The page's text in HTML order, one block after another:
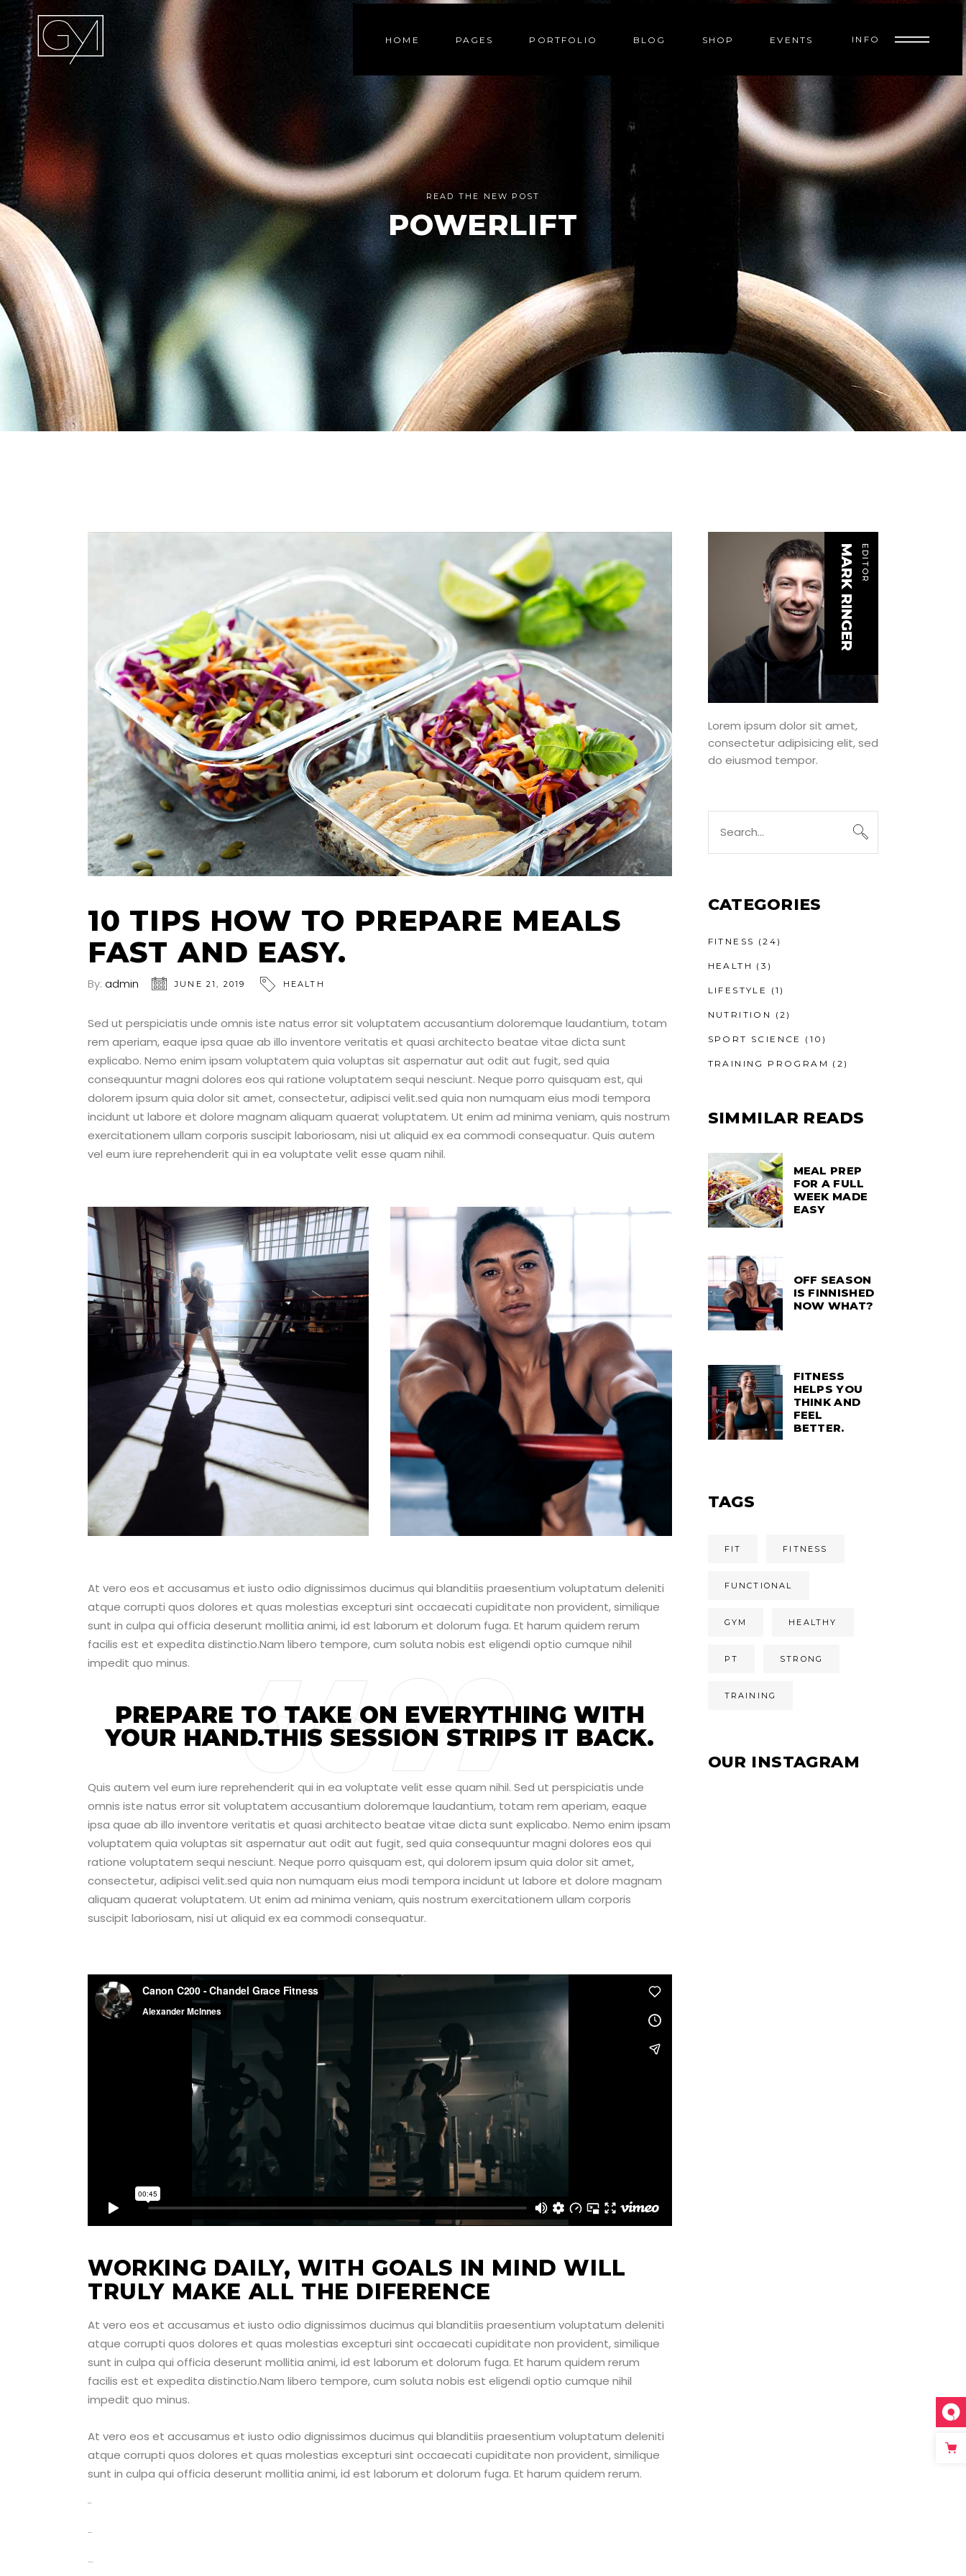
HOME PAGES PORTFOLIO BLOG SHOP EVENTS INFO
READ THE NEW POST
POWERLIFT
10 TIPS HOW TO PREPARE MEALS
FAST AND EASY.
By: admin JUNE 21, 2019 HEALTH
Sed ut perspiciatis unde omnis iste natus error sit voluptatem accusantium doloremque laudantium, totam
rem aperiam, eaque ipsa quae ab illo inventore veritatis et quasi architecto beatae vitae dicta sunt
explicabo. Nemo enim ipsam voluptatem quia voluptas sit aspernatur aut odit aut fugit, sed quia
consequuntur magni dolores eos qui ratione voluptatem sequi nesciunt. Neque porro quisquam est, qui
dolorem ipsum quia dolor sit amet, consectetur, adipisci velit.sed quia non numquam eius modi tempora
incidunt ut labore et dolore magnam aliquam quaerat voluptatem. Ut enim ad minima veniam, quis nostrum
exercitationem ullam corporis suscipit laboriosam, nisi ut aliquid ex ea commodi consequatur. Quis autem
vel eum iure reprehenderit qui in ea voluptate velit esse quam nihil.
At vero eos et accusamus et iusto odio dignissimos ducimus qui blanditiis praesentium voluptatum deleniti
atque corrupti quos dolores et quas molestias excepturi sint occaecati cupiditate non provident, similique
sunt in culpa qui officia deserunt mollitia animi, id est laborum et dolorum fuga. Et harum quidem rerum
facilis est et expedita distinctio.Nam libero tempore, cum soluta nobis est eligendi optio cumque nihil
impedit quo minus.
PREPARE TO TAKE ON EVERYTHING WITH
YOUR HAND.THIS SESSION STRIPS IT BACK.
Quis autem vel eum iure reprehenderit qui in ea voluptate velit esse quam nihil. Sed ut perspiciatis unde
omnis iste natus error sit voluptatem accusantium doloremque laudantium, totam rem aperiam, eaque
ipsa quae ab illo inventore veritatis et quasi architecto beatae vitae dicta sunt explicabo. Nemo enim ipsam
voluptatem quia voluptas sit aspernatur aut odit aut fugit, sed quia consequuntur magni dolores eos qui
ratione voluptatem sequi nesciunt. Neque porro quisquam est, qui dolorem ipsum quia dolor sit amet,
consectetur, adipisci velit.sed quia non numquam eius modi tempora incidunt ut labore et dolore magnam
aliquam quaerat voluptatem. Ut enim ad minima veniam, quis nostrum exercitationem ullam corporis
suscipit laboriosam, nisi ut aliquid ex ea commodi consequatur.
WORKING DAILY, WITH GOALS IN MIND WILL
TRULY MAKE ALL THE DIFERENCE
At vero eos et accusamus et iusto odio dignissimos ducimus qui blanditiis praesentium voluptatum deleniti
atque corrupti quos dolores et quas molestias excepturi sint occaecati cupiditate non provident, similique
sunt in culpa qui officia deserunt mollitia animi, id est laborum et dolorum fuga. Et harum quidem rerum
facilis est et expedita distinctio.Nam libero tempore, cum soluta nobis est eligendi optio cumque nihil
impedit quo minus.
At vero eos et accusamus et iusto odio dignissimos ducimus qui blanditiis praesentium voluptatum deleniti
atque corrupti quos dolores et quas molestias excepturi sint occaecati cupiditate non provident, similique
sunt in culpa qui officia deserunt mollitia animi, id est laborum et dolorum fuga. Et harum quidem rerum.
EDITOR
MARK RINGER
Lorem ipsum dolor sit amet,
consectetur adipisicing elit, sed
do eiusmod tempor.
for:
CATEGORIES
FITNESS (24)
HEALTH (3)
LIFESTYLE (1)
NUTRITION (2)
SPORT SCIENCE (10)
TRAINING PROGRAM (2)
SIMMILAR READS
MEAL PREP
FOR A FULL
WEEK MADE
EASY
OFF SEASON
IS FINNISHED
NOW WHAT?
FITNESS
HELPS YOU
THINK AND
FEEL
BETTER.
TAGS
FIT FITNESS
FUNCTIONAL
GYM HEALTHY
PT STRONG
TRAINING
OUR INSTAGRAM